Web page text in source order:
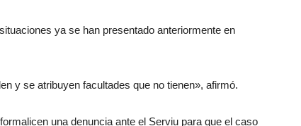
ya se han presentado anteriormente en
y se atribuyen facultades que no tienen», afirmó.
una denuncia ante el Serviu para que el caso